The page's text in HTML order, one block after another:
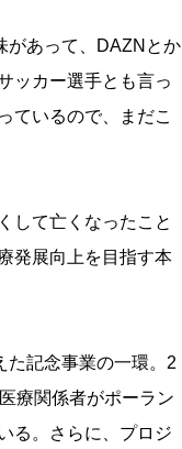
があって、DAZNとか
ッカー選手とも言っ
ているので、まだこ
して亡くなったこと
発展向上を目指す本
記念事業の一環。2
療関係者がポーラン
る。さらに、プロジ